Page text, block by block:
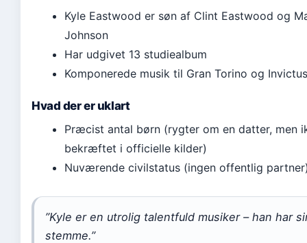
Kyle Eastwood er søn af Clint Eastwood og
Johnson
Har udgivet 13 studiealbum
Komponerede musik til Gran Torino og Invictus
Hvad der er uklart
Præcist antal børn (rygter om en datter, men
bekræftet i officielle kilder)
Nuværende civilstatus (ingen offentlig
”Kyle er en utrolig talentfuld musiker – han har
stemme.”